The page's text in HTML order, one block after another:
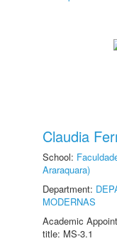
Claudia
School:
Araraquara)
Department:
MODERNAS
Academic
title: MS-3.1